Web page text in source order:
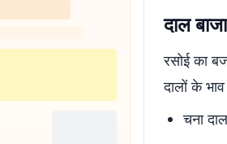
दाल
रसोई का
दालों के
चना